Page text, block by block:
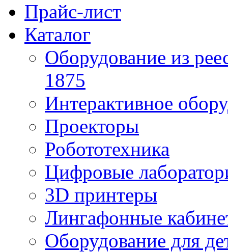
Прайс-лист
Каталог
Оборудование из
1875
Интерактивное
Проекторы
Робототехника
Цифровые
3D принтеры
Лингафонные
Оборудование для